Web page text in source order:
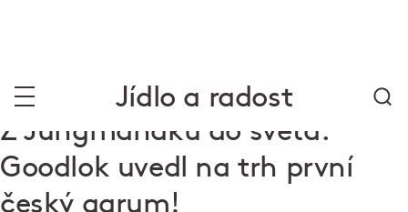
Jídlo a radost
Z Jungmaňáku do světa:
Goodlok uvedl na trh první
český garum!